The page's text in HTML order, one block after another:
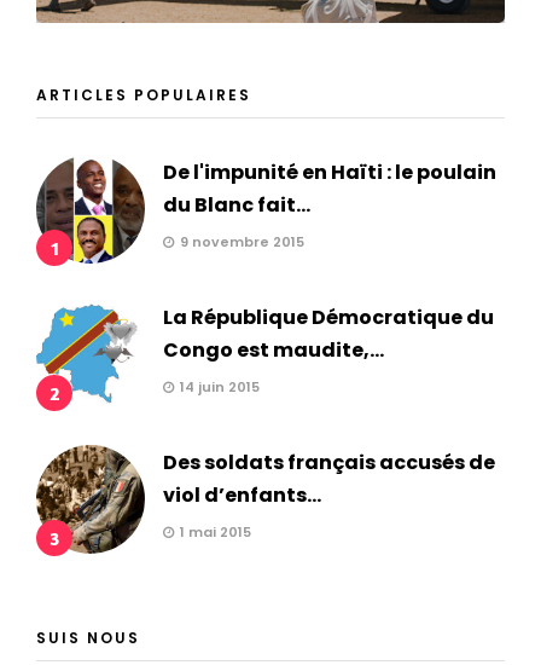
ARTICLES POPULAIRES
1
De l'impunité en Haïti : le poulain
du Blanc fait...
9 novembre 2015
2
La République Démocratique du
Congo est maudite,...
14 juin 2015
3
Des soldats français accusés de
viol d’enfants...
1 mai 2015
SUIS NOUS